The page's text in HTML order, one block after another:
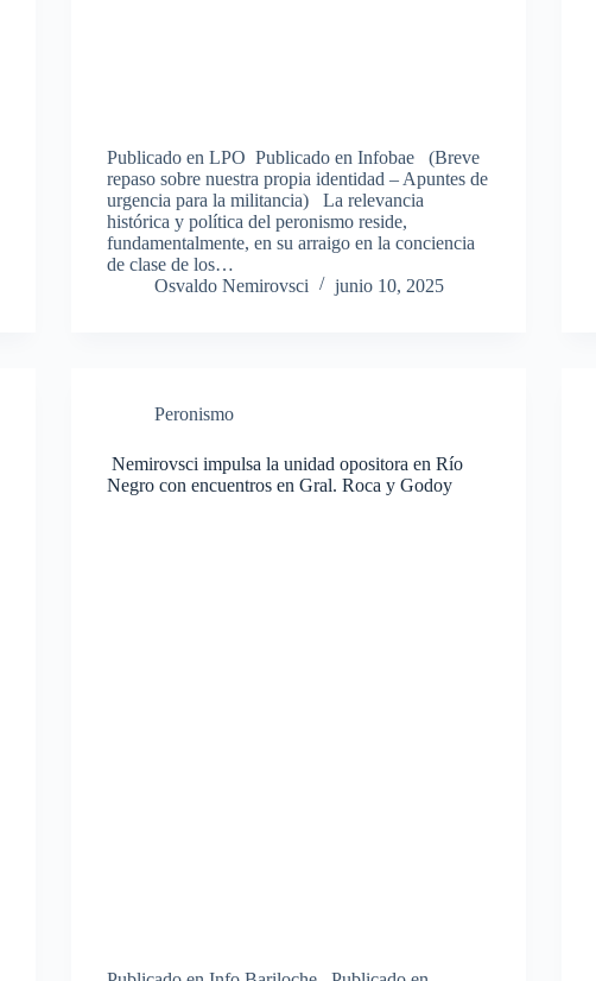
Publicado en LPO Publicado en Infobae (Breve
repaso sobre nuestra propia identidad – Apuntes de
urgencia para la militancia) La relevancia
histórica y política del peronismo reside,
fundamentalmente, en su arraigo en la conciencia
de clase de los…
Osvaldo Nemirovsci
junio 10, 2025
Peronismo
Nemirovsci impulsa la unidad opositora en Río
Negro con encuentros en Gral. Roca y Godoy